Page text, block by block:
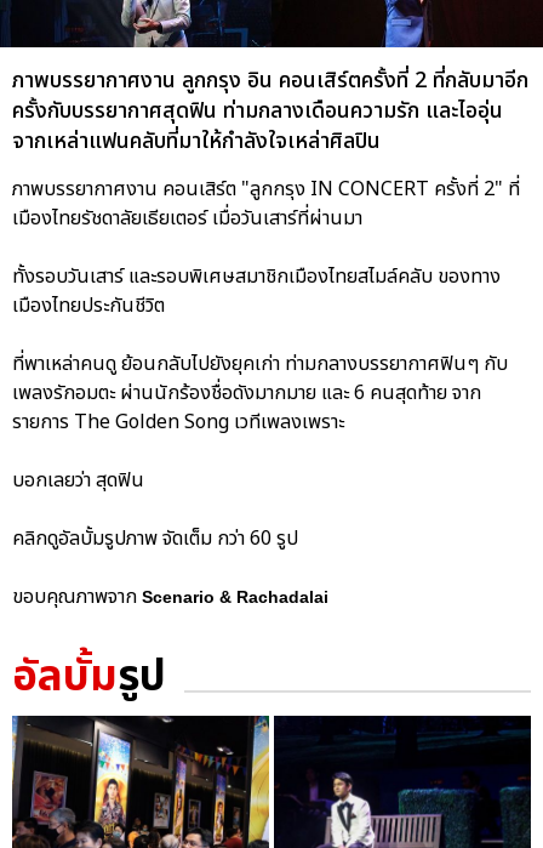
ภาพบรรยากาศงาน ลูกกรุง อิน คอนเสิร์ตครั้งที่ 2 ที่กลับมาอีก
ครั้งกับบรรยากาศสุดฟิน ท่ามกลางเดือนความรัก และไออุ่น
จากเหล่าแฟนคลับที่มาให้กำลังใจเหล่าศิลปิน
ภาพบรรยากาศงาน คอนเสิร์ต "ลูกกรุง IN CONCERT ครั้งที่ 2" ที่
เมืองไทยรัชดาลัยเธียเตอร์ เมื่อวันเสาร์ที่ผ่านมา
ทั้งรอบวันเสาร์ และรอบพิเศษสมาชิกเมืองไทยสไมล์คลับ ของทาง
เมืองไทยประกันชีวิต
ที่พาเหล่าคนดู ย้อนกลับไปยังยุคเก่า ท่ามกลางบรรยากาศฟินๆ กับ
เพลงรักอมตะ ผ่านนักร้องชื่อดังมากมาย และ 6 คนสุดท้าย จาก
รายการ The Golden Song เวทีเพลงเพราะ
บอกเลยว่า สุดฟิน
คลิกดูอัลบั้มรูปภาพ จัดเต็ม กว่า 60 รูป
ขอบคุณภาพจาก Scenario & Rachadalai
อัลบั้มรูป